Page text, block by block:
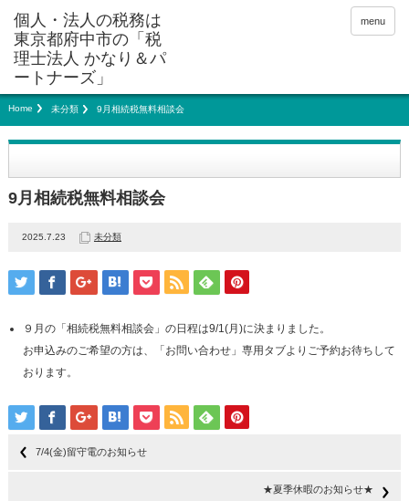
menu
Home 未分類 9月相続税無料相談会
9月相続税無料相談会
2025.7.23 未分類
９月の「相続税無料相談会」の日程は9/1(月)に決まりました。
お申込みのご希望の方は、「お問い合わせ」専用タブよりご予約お待ちして
おります。
7/4(金)留守電のお知らせ
★夏季休暇のお知らせ★